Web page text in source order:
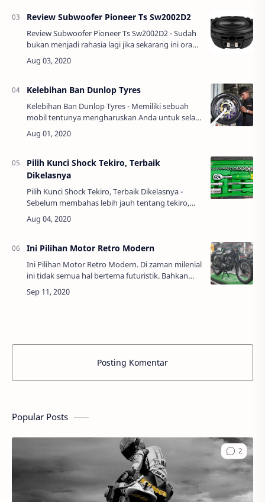
Review Subwoofer Pioneer Ts Sw2002D2
Review Subwoofer Pioneer Ts Sw2002D2 - Sudah
bukan menjadi rahasia lagi jika sekarang ini orang
lebih memilih untuk menggunakan subwoofer
atau speaker bass yang memiliki frekuensi …
Kelebihan Ban Dunlop Tyres
Kelebihan Ban Dunlop Tyres - Memiliki sebuah
mobil tentunya mengharuskan Anda untuk selalu
melakukan perawatan terhadap mobil Anda.
Sebab selain menjaga kenyamanan ketika
Pilih Kunci Shock Tekiro, Terbaik
Dikelasnya
Pilih Kunci Shock Tekiro, Terbaik Dikelasnya -
Sebelum membahas lebih jauh tentang tekiro,
ada baiknya anda mengetahui dulu apa itu kunci
shock dan fungsinya. Pada dasarnya kunc…
Ini Pilihan Motor Retro Modern
Ini Pilihan Motor Retro Modern. Di zaman milenial
ini tidak semua hal bertema futuristik. Bahkan
belakangan ini tema-tema klasik kini mulai
disukai. Tema Retro kini juga banyak dip…
Posting Komentar
Popular Posts